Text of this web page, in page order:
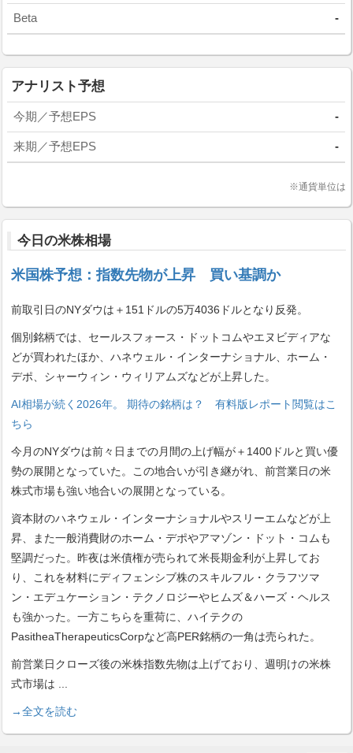
Beta -
アナリスト予想
今期／予想EPS -
来期／予想EPS -
※通貨単位は
今日の米株相場
米国株予想：指数先物が上昇 買い基調か
前取引日のNYダウは＋151ドルの5万4036ドルとなり反発。
個別銘柄では、セールスフォース・ドットコムやエヌビディアな
どが買われたほか、ハネウェル・インターナショナル、ホーム・
デポ、シャーウィン・ウィリアムズなどが上昇した。
AI相場が続く2026年。 期待の銘柄は？ 有料版レポート閲覧はこ
ちら
今月のNYダウは前々日までの月間の上げ幅が＋1400ドルと買い優
勢の展開となっていた。この地合いが引き継がれ、前営業日の米
株式市場も強い地合いの展開となっている。
資本財のハネウェル・インターナショナルやスリーエムなどが上
昇、また一般消費財のホーム・デポやアマゾン・ドット・コムも
堅調だった。昨夜は米債権が売られて米長期金利が上昇してお
り、これを材料にディフェンシブ株のスキルフル・クラフツマ
ン・エデュケーション・テクノロジーやヒムズ＆ハーズ・ヘルス
も強かった。一方こちらを重荷に、ハイテクの
PasitheaTherapeuticsCorpなど高PER銘柄の一角は売られた。
前営業日クローズ後の米株指数先物は上げており、週明けの米株
式市場は
→全文を読む